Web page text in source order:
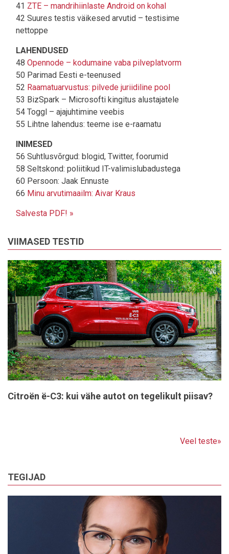
41 ZTE – mandrihiinlaste Android on kohal
42 Suures testis väikesed arvutid – testisime
nettoppe
LAHENDUSED
48 Opennode – kodumaine vaba pilveplatvorm
50 Parimad Eesti e-teenused
52 Raamatuarvustus: pilvede juriidiline pool
53 BizSpark – Microsofti kingitus alustajatele
54 Toggl – ajajuhtimine veebis
55 Lihtne lahendus: teeme ise e-raamatu
INIMESED
56 Suhtlusvõrgud: blogid, Twitter, foorumid
58 Seltskond: poliitikud IT-valimislubadustega
60 Persoon: Jaak Ennuste
66 Minu arvutimaailm: Aivar Kraus
Salvesta PDF! »
VIIMASED TESTID
Citroën ë-C3: kui vähe autot on tegelikult piisav?
Veel teste»
TEGIJAD